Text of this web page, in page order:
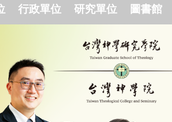
行政單位 研究單位 圖書館